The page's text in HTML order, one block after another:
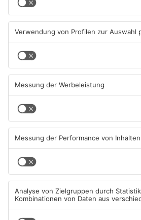
Beobachtungsflüge im
Primaveraland wegen
Waldbrandgefahr
PRIMAVERALAND
TOPNEWS